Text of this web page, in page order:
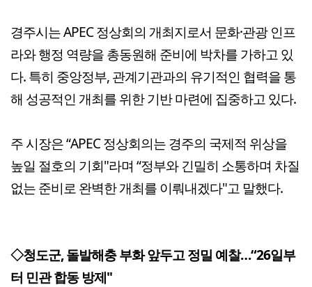
경주시는 APEC 정상회의 개최지로서 문화·관광 인프
라와 행정 역량을 총동원해 준비에 박차를 가하고 있
다. 특히 중앙정부, 관계기관과의 유기적인 협력을 통
해 성공적인 개최를 위한 기반 마련에 집중하고 있다.
주 시장은 “APEC 정상회의는 경주의 국제적 위상을
높일 절호의 기회"라며 “정부와 긴밀히 소통하며 차질
없는 준비로 완벽한 개최를 이뤄내겠다"고 말했다.
◇청도군, 돌발해충 부화 앞두고 정밀 예찰…“26일부
터 민관 합동 방제"